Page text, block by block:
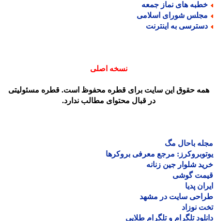
های نماز جمعه
شورای اسلامی
به اینترنت
نسخه اصلی
حقوق این سایت برای قطره محفوظ است. قطره مسئولیتی
در قبال محتوای مطالب ندارد.
باحال مگ
مرجع معرفی بروکرها
شلوار جین زنانه
گوشی
پدیا
سایت در مشهد
نوزاد
تلگرام و تلگرام طلایی